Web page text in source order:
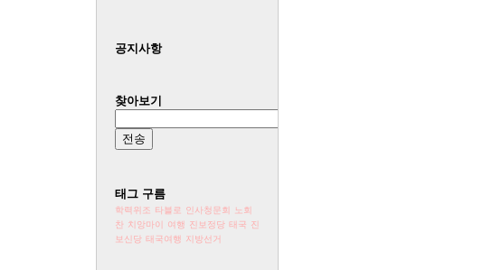
공지사항
찾아보기
태그 구름
학력위조 타블로 인사청문회
노회
찬 치앙마이 여행 진보정당 태국 진
보신당 태국여행 지방선거